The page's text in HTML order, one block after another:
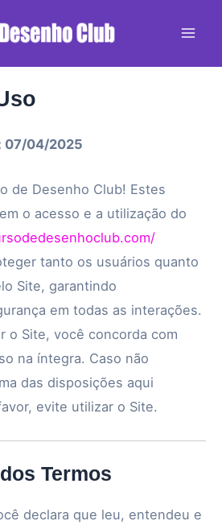
07/04/2025
de Desenho Club! Estes
o acesso e a utilização do
tanto os usuários quanto
Site, garantindo
em todas as interações.
o Site, você concorda com
na íntegra. Caso não
das disposições aqui
evite utilizar o Site.
Termos
declara que leu, entendeu e